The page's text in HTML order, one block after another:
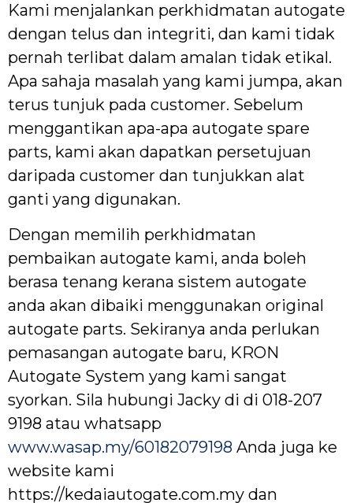
Kami menjalankan perkhidmatan autogate
dengan telus dan integriti, dan kami tidak
pernah terlibat dalam amalan tidak etikal.
Apa sahaja masalah yang kami jumpa, akan
terus tunjuk pada customer. Sebelum
menggantikan apa-apa autogate spare
parts, kami akan dapatkan persetujuan
daripada customer dan tunjukkan alat
ganti yang digunakan.
Dengan memilih perkhidmatan
pembaikan autogate kami, anda boleh
berasa tenang kerana sistem autogate
anda akan dibaiki menggunakan original
autogate parts. Sekiranya anda perlukan
pemasangan autogate baru, KRON
Autogate System yang kami sangat
syorkan. Sila hubungi Jacky di di 018-207
9198 atau whatsapp
www.wasap.my/60182079198 Anda juga ke
website kami
https://kedaiautogate.com.my dan